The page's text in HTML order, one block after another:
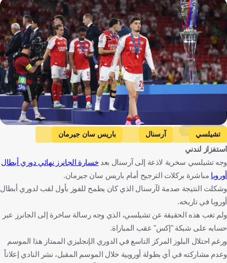
Getty Images
تشيلسي آرسنال
باريس سان جيرمان
دوري أبطال أوروبا
استفزاز لندني
وجه تشيلسي سخرية لاذعة إلى آرسنال بعدخسارة الجانرز نهائي دوري أبطال
أوروبا مباشرة بركلات الترجيح أمام باريس سان جيرمان.
وشكلت النتيجة صدمة لآرسنال الذي كان يطمح للفوز بأول لقب لدوري أبطال
أوروبا في تاريخه.
ولم تغب هذه الحقيقة عن تشيلسي، الذي وجه رسالة ساخرة إلى الجانرز عبر
حسابه على شبكة "إكس" عقب المباراة.
ورغم احتلال البلوز المركز التاسع في الدوري الإنجليزي الممتاز هذا الموسم
وعدم مشاركته في أي بطولة أوروبية خلال الموسم المقبل، نشر النادي إعلاناً